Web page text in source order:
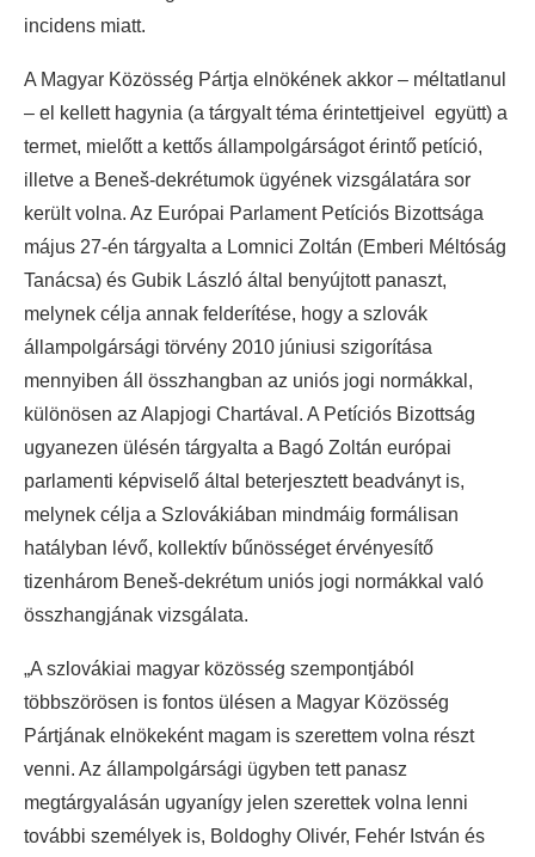
incidens miatt.
A Magyar Közösség Pártja elnökének akkor – méltatlanul
– el kellett hagynia (a tárgyalt téma érintettjeivel együtt) a
termet, mielőtt a kettős állampolgárságot érintő petíció,
illetve a Beneš-dekrétumok ügyének vizsgálatára sor
került volna. Az Európai Parlament Petíciós Bizottsága
május 27-én tárgyalta a Lomnici Zoltán (Emberi Méltóság
Tanácsa) és Gubik László által benyújtott panaszt,
melynek célja annak felderítése, hogy a szlovák
állampolgársági törvény 2010 júniusi szigorítása
mennyiben áll összhangban az uniós jogi normákkal,
különösen az Alapjogi Chartával. A Petíciós Bizottság
ugyanezen ülésén tárgyalta a Bagó Zoltán európai
parlamenti képviselő által beterjesztett beadványt is,
melynek célja a Szlovákiában mindmáig formálisan
hatályban lévő, kollektív bűnösséget érvényesítő
tizenhárom Beneš-dekrétum uniós jogi normákkal való
összhangjának vizsgálata.
„A szlovákiai magyar közösség szempontjából
többszörösen is fontos ülésen a Magyar Közösség
Pártjának elnökeként magam is szerettem volna részt
venni. Az állampolgársági ügyben tett panasz
megtárgyalásán ugyanígy jelen szerettek volna lenni
további személyek is, Boldoghy Olivér, Fehér István és